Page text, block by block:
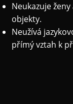
Neukazuje
objekty.
Neužívá
přímý vztah k